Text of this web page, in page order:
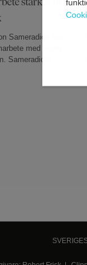
Sameradion har
med andra
Sameradions